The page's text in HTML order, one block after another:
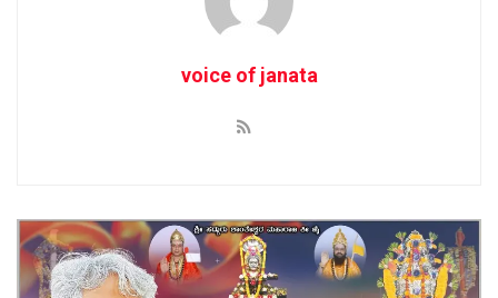
voice of janata